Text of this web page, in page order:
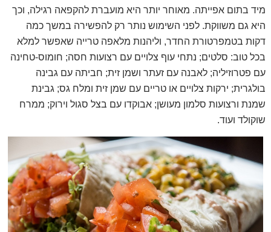
מיד בתום אפייתה. מאוחר יותר היא מועברת להקפאה רגילה, וכך
היא גם משווקת. לפני השימוש נותר רק להפשירה במשך כמה
דקות בטמפרטורת החדר, וליהנות מלאפה טרייה שאפשר למלא
בכל טוב: סלטים; נתחי עוף צלויים עם רצועות חסה; חומוס-טחינה
עם פטרוזיליה; לאבנה עם זעתר ושמן זית; חביתה עם גבינה
בולגרית; ירקות צלויים או טריים עם שמן זית ומלח גס; גבינת
שמנת ורצועות סלמון מעושן; אבוקדו עם בצל סגול וירוק; ממרח
שוקולד ועוד.